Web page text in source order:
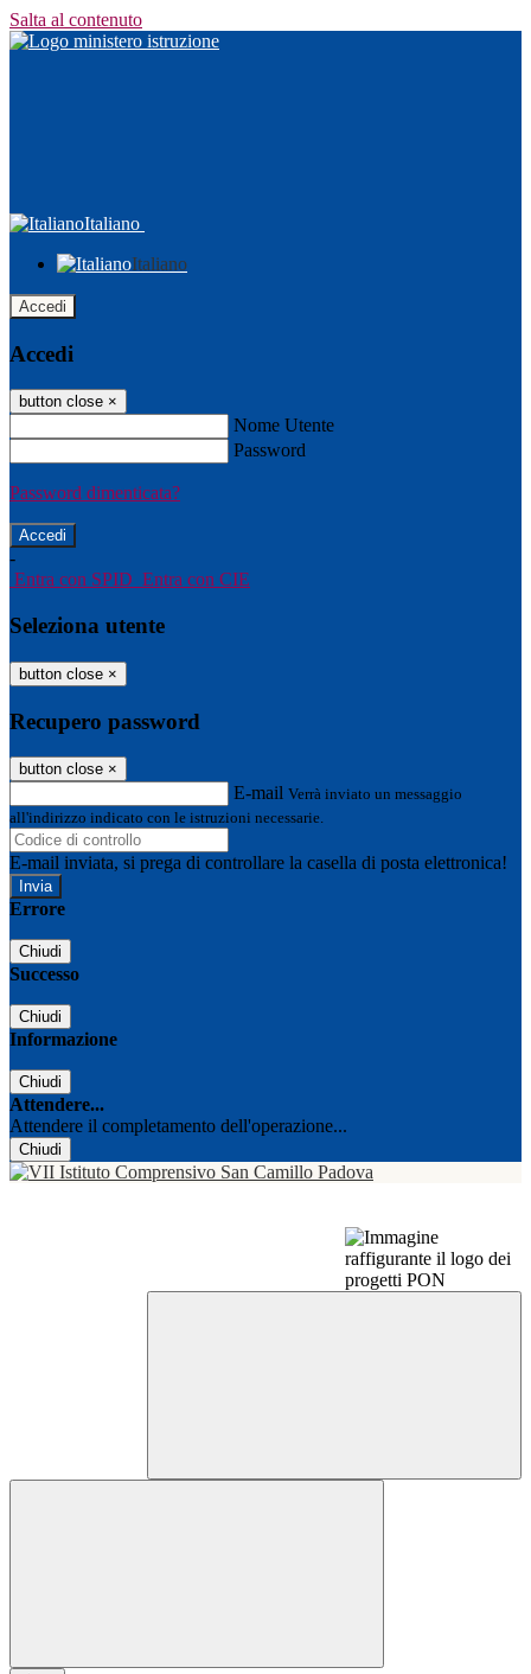
Salta al contenuto
Italiano
Italiano
Accedi
Accedi
button close ×
Nome Utente
Password
Password dimenticata?
-
Entra con SPID Entra con CIE
Seleziona utente
button close ×
Recupero password
button close ×
E-mail Verrà inviato un messaggio
all'indirizzo indicato con le istruzioni necessarie.
E-mail inviata, si prega di controllare la casella di posta elettronica!
Errore
Chiudi
Successo
Chiudi
Informazione
Chiudi
Attendere...
Attendere il completamento dell'operazione...
Chiudi